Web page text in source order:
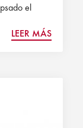
el
LEER MÁS